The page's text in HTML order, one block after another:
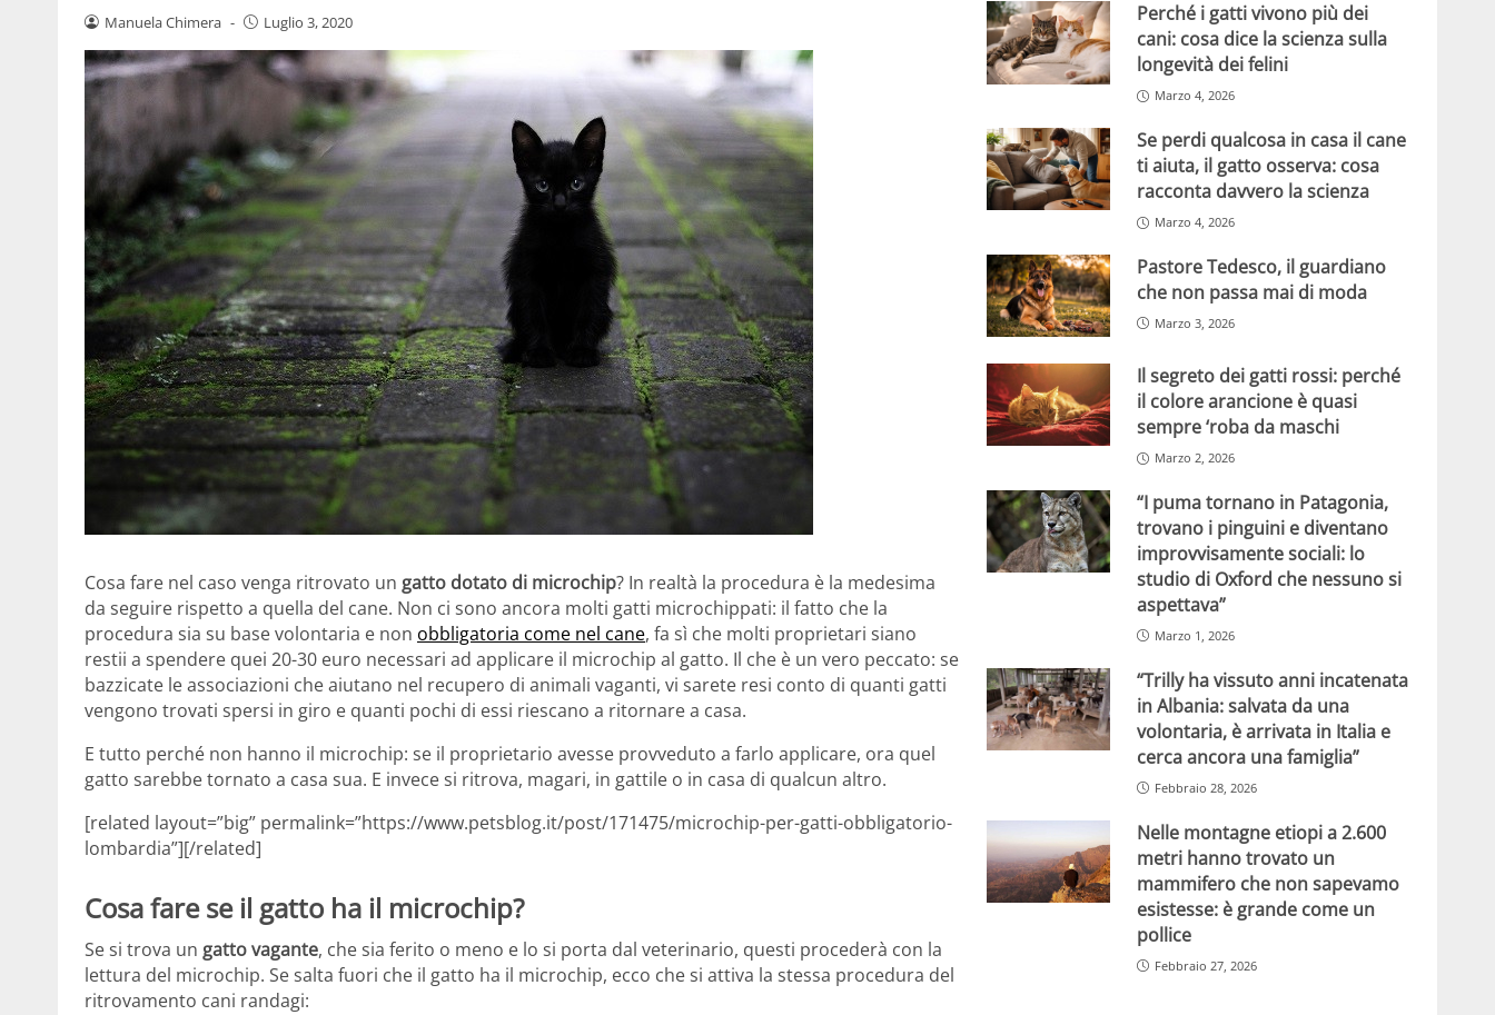
Manuela Chimera - Luglio 3, 2020
Cosa fare nel caso venga ritrovato un gatto dotato di microchip? In realtà la procedura è la medesima
da seguire rispetto a quella del cane. Non ci sono ancora molti gatti microchippati: il fatto che la
procedura sia su base volontaria e non obbligatoria come nel cane, fa sì che molti proprietari siano
restii a spendere quei 20-30 euro necessari ad applicare il microchip al gatto. Il che è un vero peccato: se
bazzicate le associazioni che aiutano nel recupero di animali vaganti, vi sarete resi conto di quanti gatti
vengono trovati spersi in giro e quanti pochi di essi riescano a ritornare a casa.
E tutto perché non hanno il microchip: se il proprietario avesse provveduto a farlo applicare, ora quel
gatto sarebbe tornato a casa sua. E invece si ritrova, magari, in gattile o in casa di qualcun altro.
[related layout=”big” permalink=”https://www.petsblog.it/post/171475/microchip-per-gatti-obbligatorio-
lombardia”][/related]
Cosa fare se il gatto ha il microchip?
Se si trova un gatto vagante, che sia ferito o meno e lo si porta dal veterinario, questi procederà con la
lettura del microchip. Se salta fuori che il gatto ha il microchip, ecco che si attiva la stessa procedura del
ritrovamento cani randagi:
Perché i gatti vivono più dei
cani: cosa dice la scienza sulla
longevità dei felini
Marzo 4, 2026
Se perdi qualcosa in casa il cane
ti aiuta, il gatto osserva: cosa
racconta davvero la scienza
Marzo 4, 2026
Pastore Tedesco, il guardiano
che non passa mai di moda
Marzo 3, 2026
Il segreto dei gatti rossi: perché
il colore arancione è quasi
sempre ‘roba da maschi
Marzo 2, 2026
“I puma tornano in Patagonia,
trovano i pinguini e diventano
improvvisamente sociali: lo
studio di Oxford che nessuno si
aspettava”
Marzo 1, 2026
“Trilly ha vissuto anni incatenata
in Albania: salvata da una
volontaria, è arrivata in Italia e
cerca ancora una famiglia”
Febbraio 28, 2026
Nelle montagne etiopi a 2.600
metri hanno trovato un
mammifero che non sapevamo
esistesse: è grande come un
pollice
Febbraio 27, 2026